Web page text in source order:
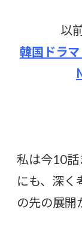
以
韓国ドラ
私は今10話
にも、深く
の先の展開